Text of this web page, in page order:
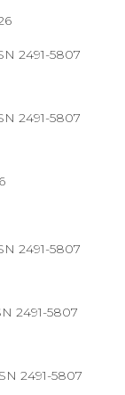
2491-5807
2491-5807
2491-5807
2491-5807
2491-5807